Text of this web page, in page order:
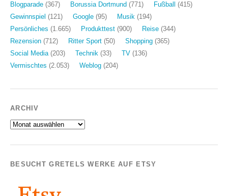
Blogparade (367) Borussia Dortmund (771) Fußball
(415)
Gewinnspiel (121) Google (95) Musik (194)
Persönliches (1.665) Produkttest (900) Reise (344)
Rezension (712) Ritter Sport (50) Shopping (365)
Social Media(203) Technik (33) TV (136)
Vermischtes (2.053) Weblog (204)
ARCHIV
Archiv
BESUCHT GRETELS WERKE AUF ETSY